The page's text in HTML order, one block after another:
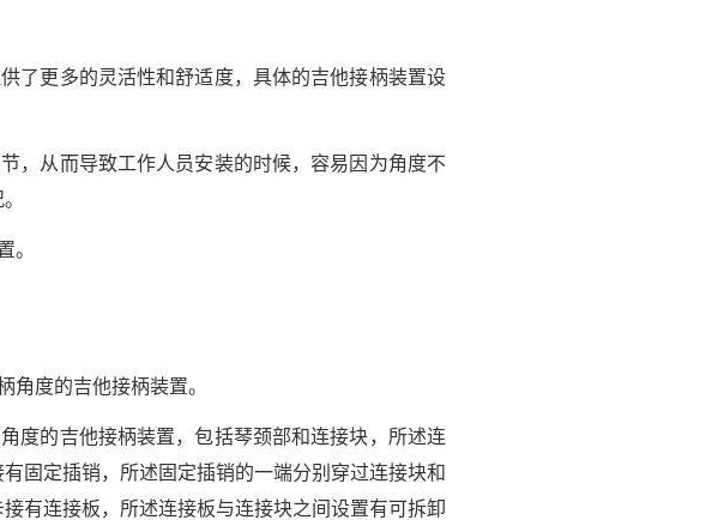
了更多的灵活性和舒适度，具体的吉他接柄装置设
，从而导致工作人员安装的时候，容易因为角度不
。
角度的吉他接柄装置。
度的吉他接柄装置，包括琴颈部和连接块，所述连
固定插销，所述固定插销的一端分别穿过连接块和
有连接板，所述连接板与连接块之间设置有可拆卸